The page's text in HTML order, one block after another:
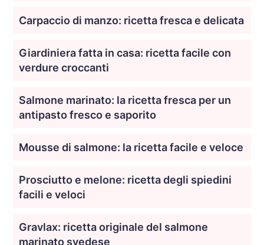
Carpaccio di manzo: ricetta fresca e delicata
Giardiniera fatta in casa: ricetta facile con
verdure croccanti
Salmone marinato: la ricetta fresca per un
antipasto fresco e saporito
Mousse di salmone: la ricetta facile e veloce
Prosciutto e melone: ricetta degli spiedini
facili e veloci
Gravlax: ricetta originale del salmone
marinato svedese